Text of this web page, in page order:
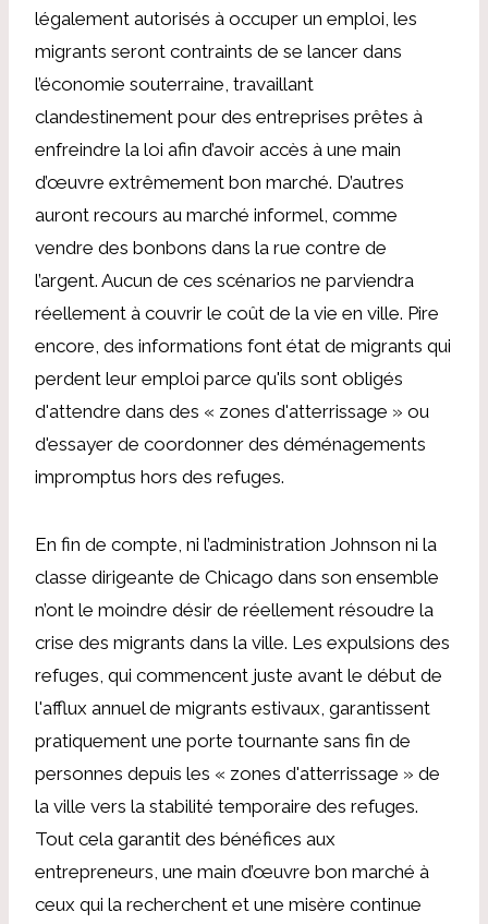
légalement autorisés à occuper un emploi, les
migrants seront contraints de se lancer dans
l’économie souterraine, travaillant
clandestinement pour des entreprises prêtes à
enfreindre la loi afin d’avoir accès à une main
d’œuvre extrêmement bon marché. D’autres
auront recours au marché informel, comme
vendre des bonbons dans la rue contre de
l’argent. Aucun de ces scénarios ne parviendra
réellement à couvrir le coût de la vie en ville. Pire
encore, des informations font état de migrants qui
perdent leur emploi parce qu'ils sont obligés
d'attendre dans des « zones d'atterrissage » ou
d'essayer de coordonner des déménagements
impromptus hors des refuges.
En fin de compte, ni l’administration Johnson ni la
classe dirigeante de Chicago dans son ensemble
n’ont le moindre désir de réellement résoudre la
crise des migrants dans la ville. Les expulsions des
refuges, qui commencent juste avant le début de
l'afflux annuel de migrants estivaux, garantissent
pratiquement une porte tournante sans fin de
personnes depuis les « zones d'atterrissage » de
la ville vers la stabilité temporaire des refuges.
Tout cela garantit des bénéfices aux
entrepreneurs, une main d’œuvre bon marché à
ceux qui la recherchent et une misère continue